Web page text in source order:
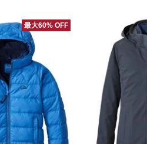
最大60% OFF